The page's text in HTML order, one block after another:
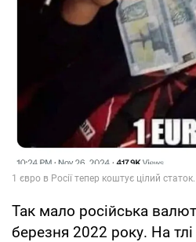
Так мало російська
березня 2022 року. На